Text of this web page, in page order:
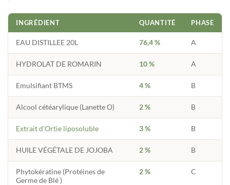
INGRÉDIENT QUANTITÉ PHASE
EAU DISTILLEE 20L 76,4 % A
HYDROLAT DE ROMARIN 10 % A
Emulsifiant BTMS 4 % B
Alcool cétéarylique (Lanette O) 2 % B
Extrait d'Ortie liposoluble 3 % B
HUILE VÉGÉTALE DE JOJOBA 2 % B
Phytokératine (Protéines de
Germe de Blé )
2 % C